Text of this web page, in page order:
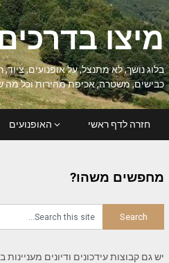
מיצו
בלוג נושך, לא מתנצל, על אופנועים, ציוד,
כבישים, משטרה, אכיפת מהירות וכל מה
חזרה לדף ראשי האופנועים
מחפשים משהו?
יש גם קבוצות עידכונים ודיונים מעניינות